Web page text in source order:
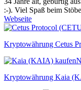
:-). Viel Spaß beim
Webseite
Kryptowährung Cetus
Kryptowährung Kaia